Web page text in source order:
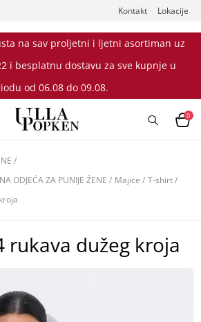
Kontakt Lokacije
na sav proljetni i ljetni asortiman uz
i besplatnu dostavu za sve kupnje u
od 06.08 do 09.08.
0
/
ODJEĆA ZA PUNIJE ŽENE / Majice / T-shirt/
rukava dužeg kroja